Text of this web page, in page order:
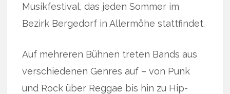
Musikfestival, das jeden Sommer im
Bezirk Bergedorf in Allermöhe stattfindet.
Auf mehreren Bühnen treten Bands aus
verschiedenen Genres auf – von Punk
und Rock über Reggae bis hin zu Hip-